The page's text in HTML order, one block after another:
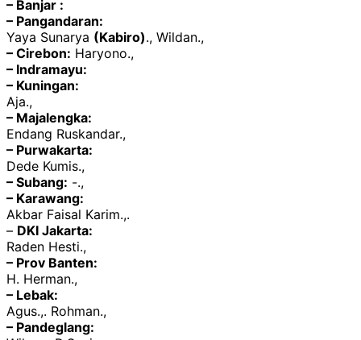
– Banjar :
– Pangandaran:
Yaya Sunarya (Kabiro)., Wildan.,
– Cirebon: Haryono.,
– Indramayu:
– Kuningan:
Aja.,
– Majalengka:
Endang Ruskandar.,
– Purwakarta:
Dede Kumis.,
– Subang: -.,
– Karawang:
Akbar Faisal Karim.,.
– DKI Jakarta:
Raden Hesti.,
– Prov Banten:
H. Herman.,
– Lebak:
Agus.,. Rohman.,
– Pandeglang: